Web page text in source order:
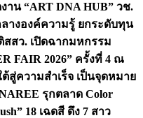
าน “ART DNA HUB” วช.
างองค์ความรู้ ยกระดับทุน
สสว. เปิดฉากมหกรรม
FAIR 2026” ครั้งที่ 4 ณ
สู่ความสำเร็จ เป็นจุดหมาย
รุกตลาด Color
18 เฉดสี ดึง 7 สาว